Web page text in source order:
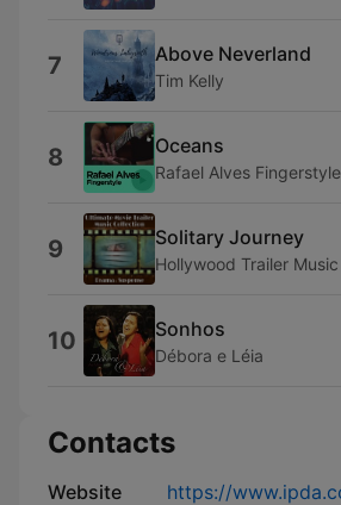
7 Above Neverland
Tim Kelly
8 Oceans
Rafael Alves Fingerstyle
9 Solitary Journey
Hollywood Trailer
10 Sonhos
Débora e Léia
Contacts
Website
https://